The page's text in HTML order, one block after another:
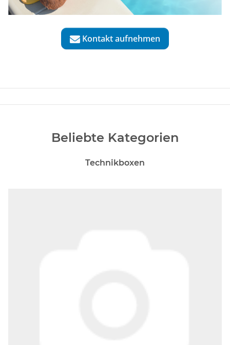
 Kontakt aufnehmen
Beliebte Kategorien
Technikboxen